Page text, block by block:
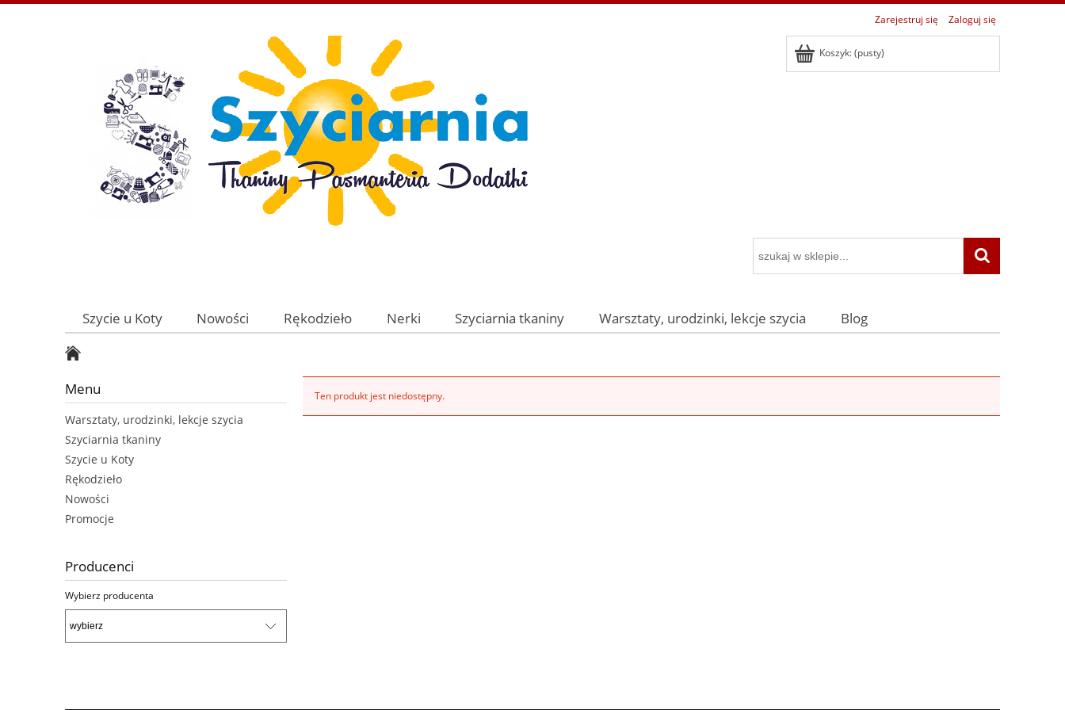
Zarejestruj się Zaloguj się
Koszyk:(pusty)
Szycie u Koty Nowości Rękodzieło Nerki Szyciarnia tkaniny Warsztaty, urodzinki, lekcje szycia Blog
Menu
Warsztaty, urodzinki, lekcje szycia
Szyciarnia tkaniny
Szycie u Koty
Rękodzieło
Nowości
Promocje
Producenci
Wybierz producenta
Ten produkt jest niedostępny.